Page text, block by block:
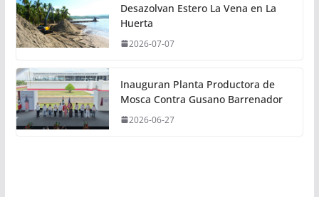
Desazolvan Estero La Vena en La
Huerta
2026-07-07
Inauguran Planta Productora de
Mosca Contra Gusano Barrenador
2026-06-27